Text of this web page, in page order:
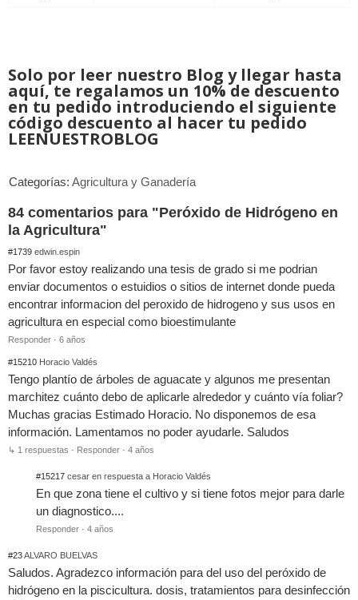
Solo por leer nuestro Blog y llegar hasta
aquí, te regalamos un 10% de descuento
en tu pedido introduciendo el siguiente
código descuento al hacer tu pedido
LEENUESTROBLOG
Categorías: Agricultura y Ganadería
84 comentarios para "Peróxido de Hidrógeno en
la Agricultura"
#1739 edwin.espin
Por favor estoy realizando una tesis de grado si me podrian
enviar documentos o estuidios o sitios de internet donde pueda
encontrar informacion del peroxido de hidrogeno y sus usos en
agricultura en especial como bioestimulante
Responder · 6 años
#15210 Horacio Valdés
Tengo plantío de árboles de aguacate y algunos me presentan
marchitez cuánto debo de aplicarle alrededor y cuánto vía foliar?
Muchas gracias Estimado Horacio. No disponemos de esa
información. Lamentamos no poder ayudarle. Saludos
↳ 1 respuestas · Responder · 4 años
#15217 cesar en respuesta a Horacio Valdés
En que zona tiene el cultivo y si tiene fotos mejor para darle
un diagnostico....
Responder · 4 años
#23ALVARO BUELVAS
Saludos. Agradezco información para del uso del peróxido de
hidrógeno en la piscicultura. dosis, tratamientos para desinfección